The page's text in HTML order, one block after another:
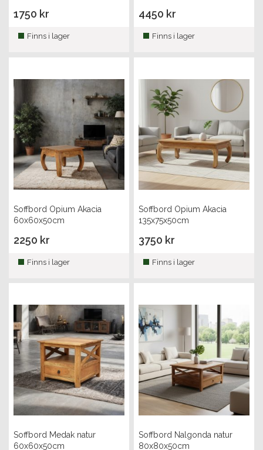
1750 kr
Finns i lager
4450 kr
Finns i lager
Soffbord Opium Akacia
60x60x50cm
2250 kr
Finns i lager
Soffbord Opium Akacia
135x75x50cm
3750 kr
Finns i lager
Soffbord Medak natur
60x60x50cm
Soffbord Nalgonda natur
80x80x50cm